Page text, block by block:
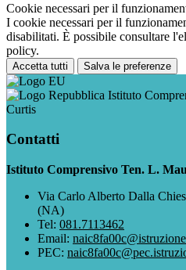
Cookie necessari per il
I cookie necessari per il
disabilitati. È possibile consultare
policy.
Accetta tutti Salva le preferenze
Istituto
Curtis
Contatti
Istituto Comprensivo Ten. L.
Via Carlo Alberto Dalla
(NA)
Tel: 081.7113462
Email:
PEC: